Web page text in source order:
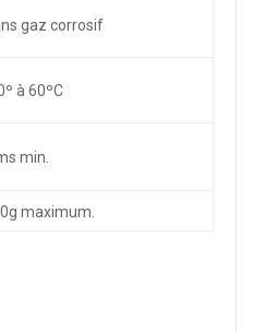
gaz corrosif
à 60ºC
min.
maximum.